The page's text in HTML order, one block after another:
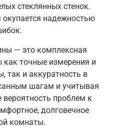
стеклянных стенок.
окупается надежностью
— это комплексная
как точные измерения и
так и аккуратность в
шагам и учитывая
проблем к
долговечное
комнаты.